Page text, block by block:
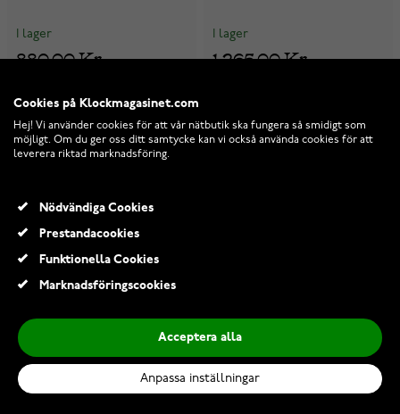
I lager
880,00 Kr
I lager
1 265,00 Kr
Kalevala Tundra örhängen
Kalevala Kosmos örhängen
Cookies på Klockmagasinet.com
Hej! Vi använder cookies för att vår nätbutik ska fungera så smidigt som
möjligt. Om du ger oss ditt samtycke kan vi också använda cookies för att
leverera riktad marknadsföring.
Nödvändiga Cookies
Prestandacookies
Funktionella Cookies
Marknadsföringscookies
Acceptera alla
Anpassa inställningar